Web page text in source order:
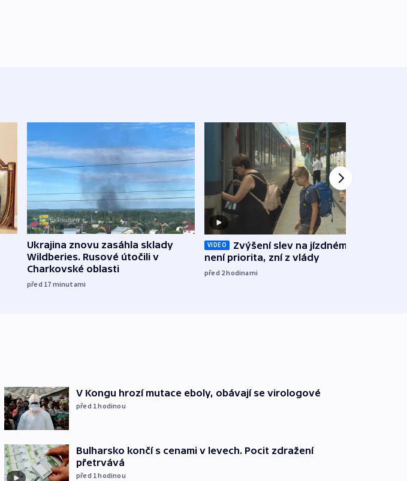
Ukrajina znovu zasáhla sklady
Wildberies. Rusové útočili v
Charkovské oblasti
před 17 minutami
VIDEO
Zvýšení slev na jízdném teď
není priorita, zní z vlády
před 2hodinami
V Kongu hrozí mutace eboly, obávají se virologové
před 1hodinou
Bulharsko končí s cenami v levech. Pocit zdražení
přetrvává
před 1hodinou